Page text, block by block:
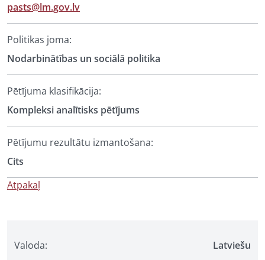
Valoda:
Latviešu
pasts@lm.gov.lv
Politikas joma:
Nodarbinātības un sociālā politika
Pētījuma klasifikācija:
Kompleksi analītisks pētījums
Pētījumu rezultātu izmantošana:
Cits
Atpakaļ